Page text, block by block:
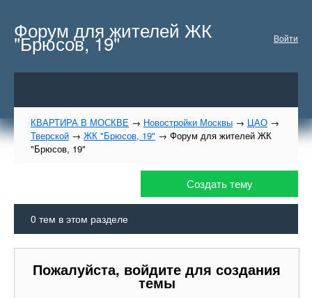
Войти
Форум для жителей ЖК
"Брюсов, 19"
КВАРТИРА В МОСКВЕ → Новостройки Москвы → ЦАО →
Тверской → ЖК "Брюсов, 19" → Форум для жителей ЖК
"Брюсов, 19"
Создать тему
0 тем в этом разделе
Пожалуйста, войдите для создания
темы